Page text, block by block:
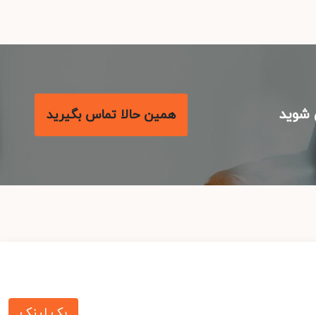
همین حالا تماس بگیرید